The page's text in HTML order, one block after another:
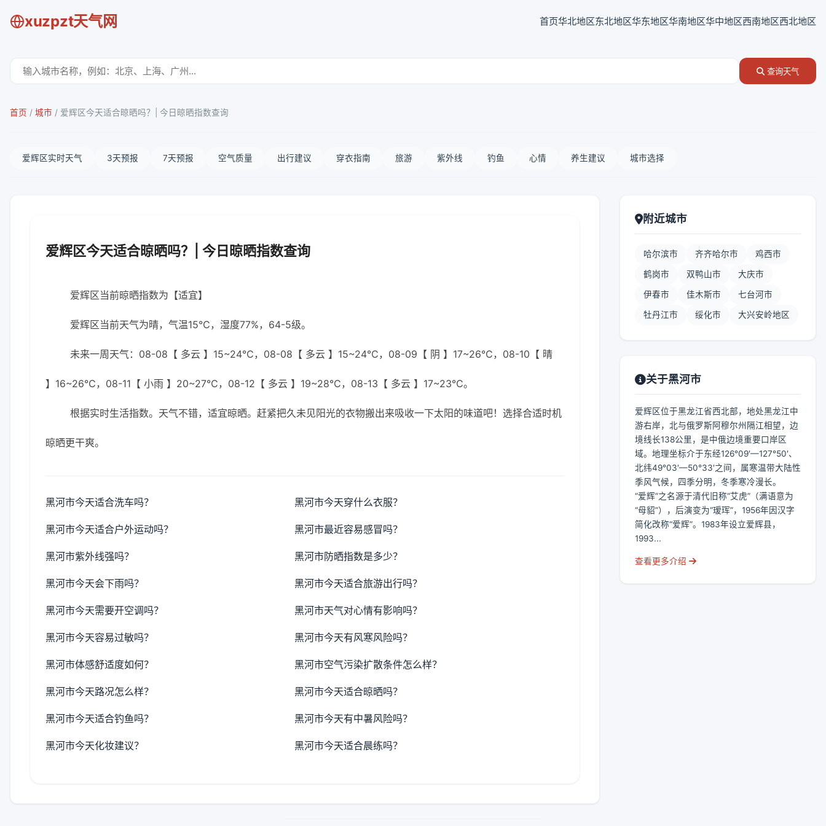
xuzpzt天气网 首页华北地区东北地区华东地区华南地区华中地区西南地区西北地区
查询天气
首页 / 城市 / 爱辉区今天适合晾晒吗？| 今日晾晒指数查询
爱辉区实时天气 3天预报 7天预报 空气质量 出行建议 穿衣指南 旅游 紫外线 钓鱼 心情 养生建议 城市选择
爱辉区今天适合晾晒吗？| 今日晾晒指数查询
爱辉区当前晾晒指数为【适宜】
爱辉区当前天气为晴，气温15℃，湿度77%，64-5级。
未来一周天气：08-08【 多云 】15~24℃，08-08【 多云 】15~24℃，08-09【 阴 】17~26℃，08-10【 晴
】16~26℃，08-11【 小雨 】20~27℃，08-12【 多云 】19~28℃，08-13【 多云 】17~23℃。
根据实时生活指数。天气不错，适宜晾晒。赶紧把久未见阳光的衣物搬出来吸收一下太阳的味道吧！选择合适时机
晾晒更干爽。
黑河市今天适合洗车吗？ 黑河市今天穿什么衣服？
黑河市今天适合户外运动吗？ 黑河市最近容易感冒吗？
黑河市紫外线强吗？ 黑河市防晒指数是多少？
黑河市今天会下雨吗？ 黑河市今天适合旅游出行吗？
黑河市今天需要开空调吗？ 黑河市天气对心情有影响吗？
黑河市今天容易过敏吗？ 黑河市今天有风寒风险吗？
黑河市体感舒适度如何？ 黑河市空气污染扩散条件怎么样？
黑河市今天路况怎么样？ 黑河市今天适合晾晒吗？
黑河市今天适合钓鱼吗？ 黑河市今天有中暑风险吗？
黑河市今天化妆建议？ 黑河市今天适合晨练吗？
附近城市
哈尔滨市 齐齐哈尔市 鸡西市
鹤岗市 双鸭山市 大庆市
伊春市 佳木斯市 七台河市
牡丹江市 绥化市 大兴安岭地区
关于黑河市
爱辉区位于黑龙江省西北部，地处黑龙江中
游右岸，北与俄罗斯阿穆尔州隔江相望，边
境线长138公里，是中俄边境重要口岸区
域。地理坐标介于东经126°09′—127°50′、
北纬49°03′—50°33′之间，属寒温带大陆性
季风气候，四季分明，冬季寒冷漫长。
“爱辉”之名源于清代旧称“艾虎”（满语意为
“母貂”），后演变为“瑷珲”，1956年因汉字
简化改称“爱辉”。1983年设立爱辉县，
1993...
查看更多介绍